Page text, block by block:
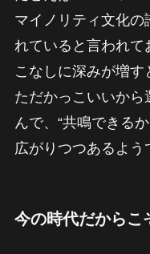
マイノリティ文化の
れていると言われ
こなしに深みが増す
ただかっこいいから
んで、“共鳴できる
広がりつつあるよう
今の時代だからこ